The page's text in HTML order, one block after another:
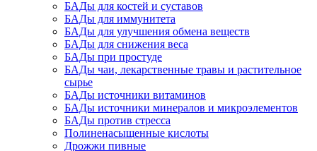
БАДы для костей и суставов
БАДы для иммунитета
БАДы для улучшения обмена веществ
БАДы для снижения веса
БАДы при простуде
БАДы чаи, лекарственные травы и растительное
сырье
БАДы источники витаминов
БАДы источники минералов и микроэлементов
БАДы против стресса
Полиненасыщенные кислоты
Дрожжи пивные